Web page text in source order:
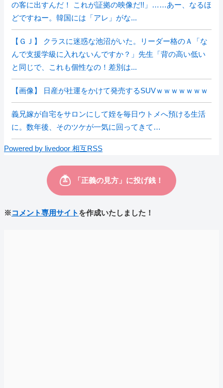
の客に出すんだ！ これが証拠の映像だ!!」……あー、なるほ
どですねー。韓国には「アレ」がな...
【ＧＪ】 クラスに迷惑な池沼がいた。リーダー格のＡ「な
んで支援学級に入れないんですか？」先生「背の高い低い
と同じで、これも個性なの！差別は...
【画像】 日産が社運をかけて発売するSUVｗｗｗｗｗｗｗ
義兄嫁が自宅をサロンにして姪を毎日ウトメへ預ける生活
に。数年後、そのツケが一気に回ってきて…
Powered by livedoor 相互RSS
※コメント専用サイト を作成いたしました！